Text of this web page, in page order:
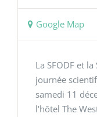
Google Map
La SFODF et
journée
samedi 11
l'hôtel The